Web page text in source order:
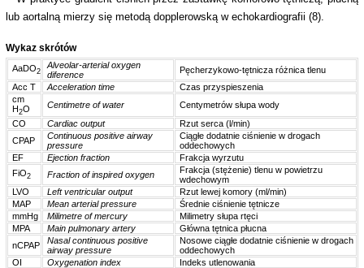
lub aortalną mierzy się metodą dopplerowską w echokardiografii (8).
Wykaz skrótów
AaDO2
Alveolar-arterial oxygen
diference
Pęcherzykowo-tętnicza różnica tlenu
Acc T
Acceleration time
Czas przyspieszenia
cm
H2O Centimetre of water
Centymetrów słupa wody
CO
Cardiac output
Rzut serca (l/min)
CPAP
Continuous positive airway
pressure
Ciągłe dodatnie ciśnienie w drogach
oddechowych
EF
Ejection fraction
Frakcja wyrzutu
FiO2 Fraction of inspired oxygen
Frakcja (stężenie) tlenu w powietrzu
wdechowym
LVO
Left ventricular output
Rzut lewej komory (ml/min)
MAP
Mean arterial pressure
Średnie ciśnienie tętnicze
mmHg
Milimetre of mercury
Milimetry słupa rtęci
MPA
Main pulmonary artery
Główna tętnica płucna
nCPAP
Nasal continuous positive
airway pressure
Nosowe ciągłe dodatnie ciśnienie w drogach
oddechowych
OI
Oxygenation index
Indeks utlenowania